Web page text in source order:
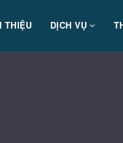
THIỆU DỊCH VỤ